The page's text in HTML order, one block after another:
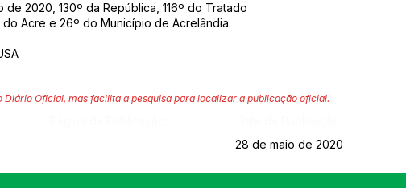
2020, 130º da República, 116º do Tratado
Acre e 26º do Município de Acrelândia.
Diário Oficial, mas facilita a pesquisa para localizar a publicação oficial.
28 de maio de 2020